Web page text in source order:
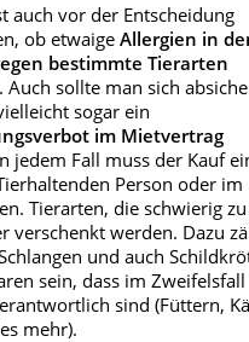
auch vor der Entscheidung
ob etwaigeAllergien in
bestimmte Tierarten
Auch sollte man sich
sogar ein
im Mietvertrag
jedem Fall muss der Kauf
Person oder im
Tierarten, die schwierig zu
verschenkt werden. Dazu
und auch
sein, dass im
sind (Füttern,
mehr).